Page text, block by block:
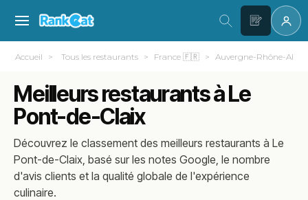
Accueil Tous les restaurants France 🇫🇷 Auvergne-Rhône-Alpes
Meilleurs restaurants à Le
Pont-de-Claix
Découvrez le classement des meilleurs restaurants à Le
Pont-de-Claix, basé sur les notes Google, le nombre
d'avis clients et la qualité globale de l'expérience
culinaire.